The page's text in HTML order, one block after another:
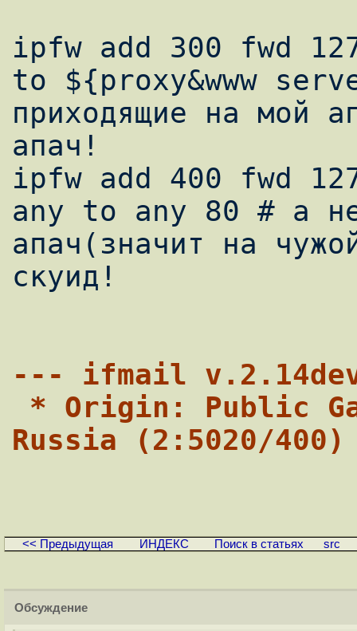
ipfw add 300 fwd
to ${proxy&www
приходящие на мой
апач!
ipfw add 400 fwd
any to any 80 # а
апач(значит на
скуид!
--- ifmail
Russia (2:5020/400)
<< Предыдущая ИНДЕКС Поиск в статьях src
Обсуждение